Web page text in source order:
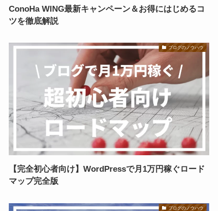
ConoHa WING最新キャンペーン＆お得にはじめるコ
ツを徹底解説
ブログのノウハウ
【完全初心者向け】WordPressで月1万円稼ぐロード
マップ完全版
ブログのノウハウ